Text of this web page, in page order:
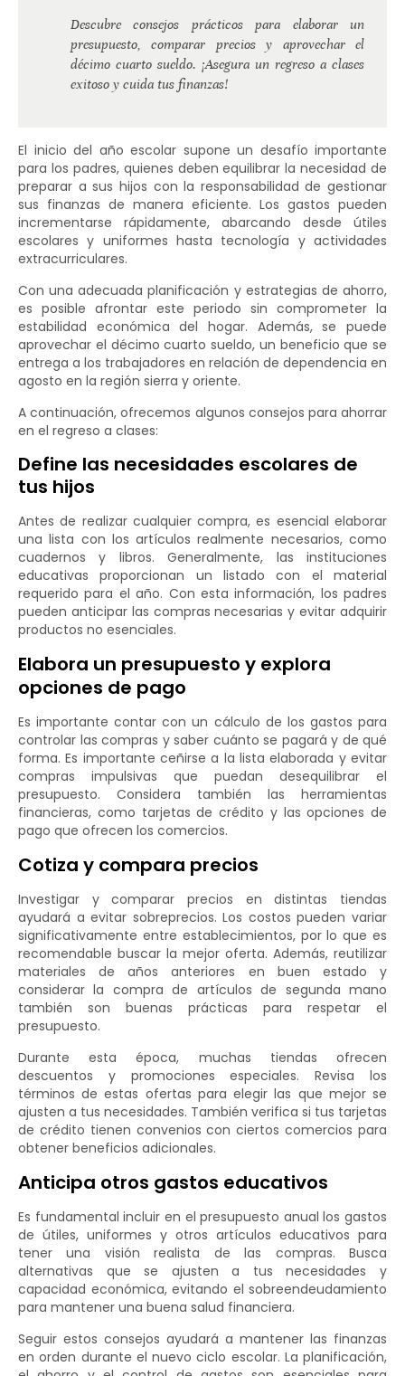
Descubre consejos prácticos para elaborar un
presupuesto, comparar precios y aprovechar el
décimo cuarto sueldo. ¡Asegura un regreso a clases
exitoso y cuida tus finanzas!
El inicio del año escolar supone un desafío importante
para los padres, quienes deben equilibrar la necesidad de
preparar a sus hijos con la responsabilidad de gestionar
sus finanzas de manera eficiente. Los gastos pueden
incrementarse rápidamente, abarcando desde útiles
escolares y uniformes hasta tecnología y actividades
extracurriculares.
Con una adecuada planificación y estrategias de ahorro,
es posible afrontar este periodo sin comprometer la
estabilidad económica del hogar. Además, se puede
aprovechar el décimo cuarto sueldo, un beneficio que se
entrega a los trabajadores en relación de dependencia en
agosto en la región sierra y oriente.
A continuación, ofrecemos algunos consejos para ahorrar
en el regreso a clases:
Define las necesidades escolares de
tus hijos
Antes de realizar cualquier compra, es esencial elaborar
una lista con los artículos realmente necesarios, como
cuadernos y libros. Generalmente, las instituciones
educativas proporcionan un listado con el material
requerido para el año. Con esta información, los padres
pueden anticipar las compras necesarias y evitar adquirir
productos no esenciales.
Elabora un presupuesto y explora
opciones de pago
Es importante contar con un cálculo de los gastos para
controlar las compras y saber cuánto se pagará y de qué
forma. Es importante ceñirse a la lista elaborada y evitar
compras impulsivas que puedan desequilibrar el
presupuesto. Considera también las herramientas
financieras, como tarjetas de crédito y las opciones de
pago que ofrecen los comercios.
Cotiza y compara precios
Investigar y comparar precios en distintas tiendas
ayudará a evitar sobreprecios. Los costos pueden variar
significativamente entre establecimientos, por lo que es
recomendable buscar la mejor oferta. Además, reutilizar
materiales de años anteriores en buen estado y
considerar la compra de artículos de segunda mano
también son buenas prácticas para respetar el
presupuesto.
Durante esta época, muchas tiendas ofrecen
descuentos y promociones especiales. Revisa los
términos de estas ofertas para elegir las que mejor se
ajusten a tus necesidades. También verifica si tus tarjetas
de crédito tienen convenios con ciertos comercios para
obtener beneficios adicionales.
Anticipa otros gastos educativos
Es fundamental incluir en el presupuesto anual los gastos
de útiles, uniformes y otros artículos educativos para
tener una visión realista de las compras. Busca
alternativas que se ajusten a tus necesidades y
capacidad económica, evitando el sobreendeudamiento
para mantener una buena salud financiera.
Seguir estos consejos ayudará a mantener las finanzas
en orden durante el nuevo ciclo escolar. La planificación,